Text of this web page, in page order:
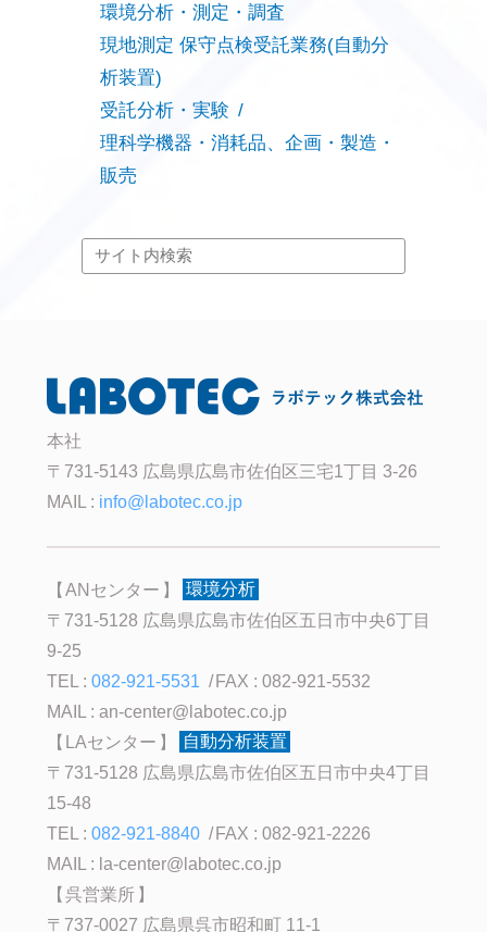
環境分析・測定・調査
現地測定 保守点検受託業務(自動分
析装置)
受託分析・実験
理科学機器・消耗品、企画・製造・
販売
本社
〒731-5143 広島県広島市佐伯区三宅1丁目 3-26
MAIL : info@labotec.co.jp
ANセンター
環境分析
〒731-5128 広島県広島市佐伯区五日市中央6丁目
9-25
TEL :082-921-5531
FAX : 082-921-5532
MAIL :an-center@labotec.co.jp
LAセンター
自動分析装置
〒731-5128 広島県広島市佐伯区五日市中央4丁目
15-48
TEL :082-921-8840
FAX : 082-921-2226
MAIL : la-center@labotec.co.jp
呉営業所
〒737-0027 広島県呉市昭和町 11-1